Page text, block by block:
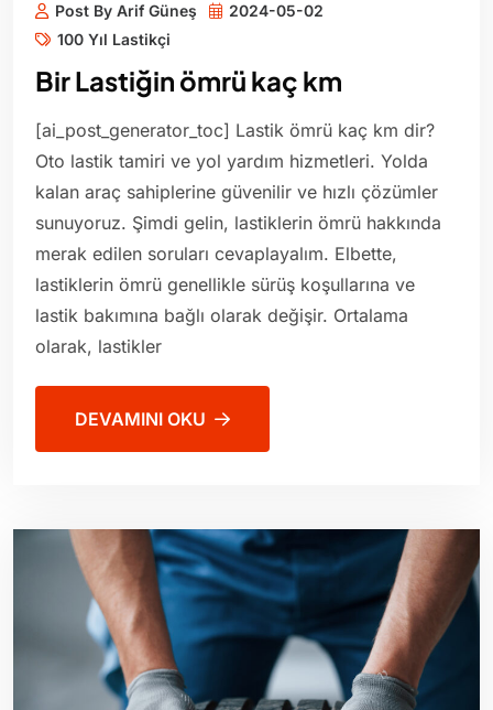
Post By Arif Güneş
2024-05-02
100 Yıl Lastikçi
Bir Lastiğin ömrü kaç km
[ai_post_generator_toc] Lastik ömrü kaç km dir?
Oto lastik tamiri ve yol yardım hizmetleri. Yolda
kalan araç sahiplerine güvenilir ve hızlı çözümler
sunuyoruz. Şimdi gelin, lastiklerin ömrü hakkında
merak edilen soruları cevaplayalım. Elbette,
lastiklerin ömrü genellikle sürüş koşullarına ve
lastik bakımına bağlı olarak değişir. Ortalama
olarak, lastikler
DEVAMINI OKU